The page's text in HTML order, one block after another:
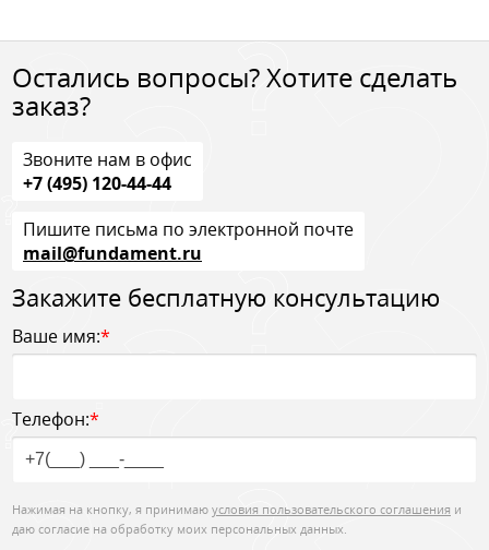
Остались вопросы? Хотите сделать
заказ?
Звоните нам в офис
+7 (495) 120-44-44
Пишите письма по электронной почте
mail@fundament.ru
Закажите бесплатную консультацию
Ваше имя:*
Телефон:*
Нажимая на кнопку, я принимаю условия пользовательского соглашения и
даю согласие на обработку моих персональных данных.